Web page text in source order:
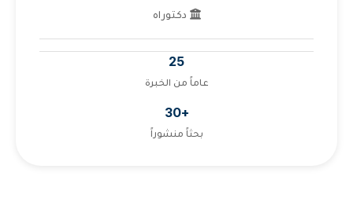
دكتوراه
25
عاماً من الخبرة
+30
بحثاً منشوراً